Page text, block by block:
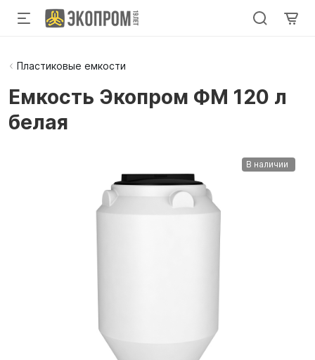
Пластиковые емкости
Емкость Экопром ФМ 120 л
белая
В наличии